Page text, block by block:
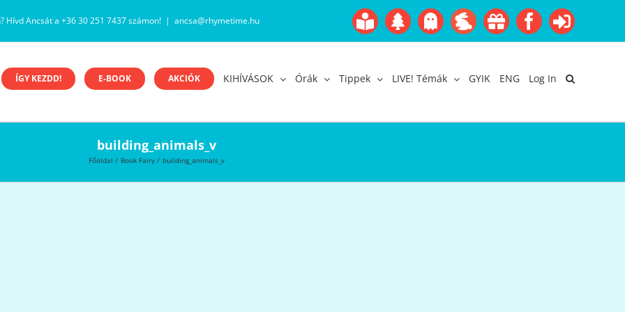
Hívd Ancsát a +36 30 251 7437 számon! | ancsa@rhymetime.hu
Boofairy
Gyerekangol
AdventHalloween
EasterAkcióFacebook
Login
ÍGY KEZDD! E-BOOK AKCIÓK KIHÍVÁSOK Órák Tippek LIVE! Témák GYIK ENG Log In
building_animals_v
Főoldal Book Fairy building_animals_v